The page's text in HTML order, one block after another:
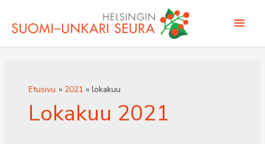
sisältöön
Etusivu 2021 lokakuu
Lokakuu 2021